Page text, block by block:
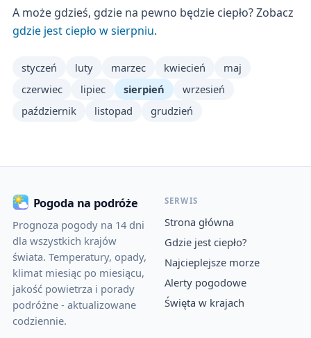
A może gdzieś, gdzie na pewno będzie ciepło? Zobacz
gdzie jest ciepło w sierpniu.
styczeń luty marzec kwiecień
maj
czerwiec
lipiec sierpień
wrzesień
październik
listopad grudzień
Pogoda na podróże
Prognoza pogody na 14 dni
dla wszystkich krajów
świata. Temperatury, opady,
klimat miesiąc po miesiącu,
jakość powietrza i porady
podróżne - aktualizowane
codziennie.
SERWIS
Strona główna
Gdzie jest ciepło?
Najcieplejsze morze
Alerty pogodowe
Święta w krajach